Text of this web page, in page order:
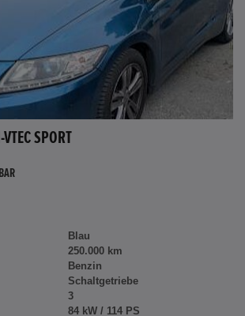
SPORT
Blau
250.000 km
Benzin
Schaltgetriebe
3
84 kW / 114 PS